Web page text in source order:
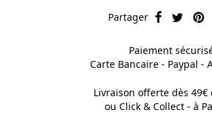
Partager
Paiement
Carte Bancaire - Paypal -
Livraison offerte dès 49€
ou Click & Collect - à